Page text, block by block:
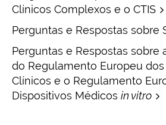
Clínicos Complexos e o CTIS
Perguntas e Respostas sobre
Perguntas e Respostas sobre
do Regulamento Europeu dos
Clínicos e o Regulamento
Dispositivos Médicos in vitro